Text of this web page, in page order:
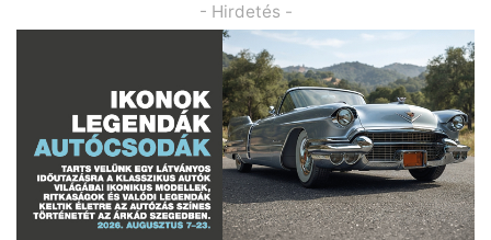
- Hirdetés -